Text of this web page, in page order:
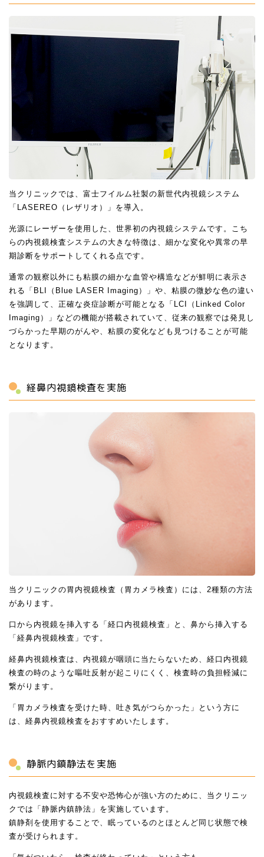
当クリニックでは、富士フイルム社製の新世代内視鏡システム
「LASEREO（レザリオ）」を導入。
光源にレーザーを使用した、世界初の内視鏡システムです。こち
らの内視鏡検査システムの大きな特徴は、細かな変化や異常の早
期診断をサポートしてくれる点です。
通常の観察以外にも粘膜の細かな血管や構造などが鮮明に表示さ
れる「BLI（Blue LASER Imaging）」や、粘膜の微妙な色の違い
を強調して、正確な炎症診断が可能となる「LCI（Linked Color
Imaging）」などの機能が搭載されていて、従来の観察では発見し
づらかった早期のがんや、粘膜の変化なども見つけることが可能
となります。
経鼻内視鏡検査を実施
当クリニックの胃内視鏡検査（胃カメラ検査）には、2種類の方法
があります。
口から内視鏡を挿入する「経口内視鏡検査」と、鼻から挿入する
「経鼻内視鏡検査」です。
経鼻内視鏡検査は、内視鏡が咽頭に当たらないため、経口内視鏡
検査の時のような嘔吐反射が起こりにくく、検査時の負担軽減に
繋がります。
「胃カメラ検査を受けた時、吐き気がつらかった」という方に
は、経鼻内視鏡検査をおすすめいたします。
静脈内鎮静法を実施
内視鏡検査に対する不安や恐怖心が強い方のために、当クリニッ
クでは「静脈内鎮静法」を実施しています。
鎮静剤を使用することで、眠っているのとほとんど同じ状態で検
査が受けられます。